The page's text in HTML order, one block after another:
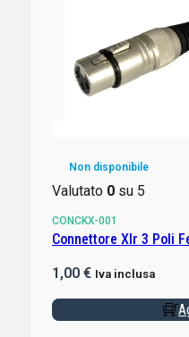
Non disponibile
Valutato 0su 5
CONCKX-001
Connettore Xlr 3
1,00 € Iva inclusa